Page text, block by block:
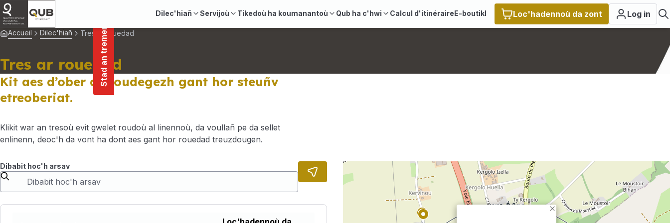
content
Dilec'hiañ Servijoù Tikedoù ha koumanantoù Qub ha c'hwi Calcul d'itinéraireE-boutikl Loc'hadennoù da zont Log in
Stad an tremenerezh
Accueil Dilec'hiañ Tres ar rouedad
Tres ar rouedad
Kit aes d’ober anaoudegezh gant hor steuñv
etreoberiat.
Klikit war an tresoù evit gwelet roudoù al linennoù, da voullañ pe da sellet
enlinenn, deoc'h da vont ha dont aes gant hor rouedad treuzdougen.
Dibabit hoc'h arsav
×
Cookies management panel